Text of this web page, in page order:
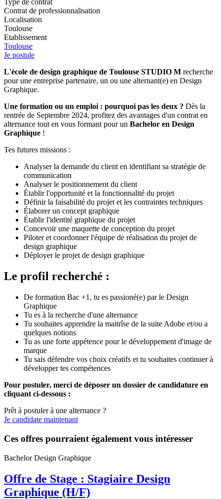
Type de contrat
Contrat de professionnalisation
Localisation
Toulouse
Etablissement
Toulouse
Je postule
L'école de design graphique de Toulouse STUDIO M recherche
pour une entreprise partenaire, un ou une alternant(e) en Design
Graphique.
Une formation ou un emploi : pourquoi pas les deux ? Dès la
rentrée de Septembre 2024, profitez des avantages d'un contrat en
alternance tout en vous formant pour un Bachelor en Design
Graphique !
Tes futures missions :
Analyser la demande du client en identifiant sa stratégie de
communication
Analyser le positionnement du client
Établir l'opportunité et la fonctionnalité du projet
Définir la faisabilité du projet et les contraintes techniques
Élaborer un concept graphique
Établir l'identité graphique du projet
Concevoir une maquette de conception du projet
Piloter et coordonner l'équipe de réalisation du projet de
design graphique
Déployer le projet de design graphique
Le profil recherché :
De formation Bac +1, tu es passioné(e) par le Design
Graphique
Tu es à la recherche d'une alternance
Tu souhaites apprendre la maitrîse de la suite Adobe et/ou a
quelques notions
Tu as une forte appétence pour le développement d'image de
marque
Tu sais défendre vos choix créatifs et tu souhaites continuer à
développer tes compétences
Pour postuler, merci de déposer un dossier de candidature en
cliquant ci-dessous :
Prêt à postuler à une alternance ?
Je candidate maintenant
Ces offres pourraient également vous intéresser
Bachelor Design Graphique
Offre de Stage : Stagiaire Design
Graphique (H/F)